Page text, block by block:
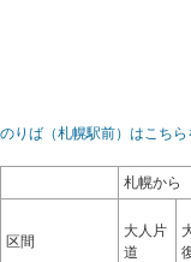
のりば（札幌駅前）はこちら
札幌から
区間
大人片
道